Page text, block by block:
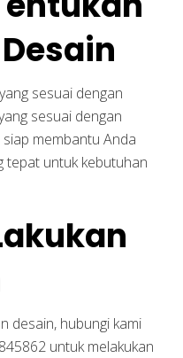
sesuai dengan
sesuai dengan
membantu Anda
tepat untuk kebutuhan
desain, hubungi kami
untuk melakukan